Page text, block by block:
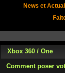
News et
Xbox 360 / One
Comment poser